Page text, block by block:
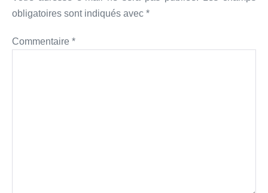
obligatoires sont indiqués avec *
Commentaire *